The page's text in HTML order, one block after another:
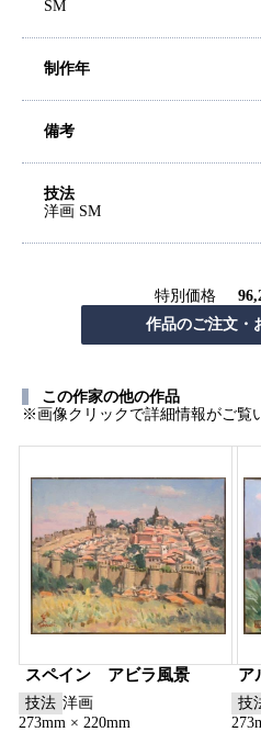
SM
制作年
備考
技法
洋画 SM
特別価格
この作家の他の作品
※画像クリックで詳細情報がご覧
スペイン アビラ風景
技法 洋画
273mm × 220mm
ア
技